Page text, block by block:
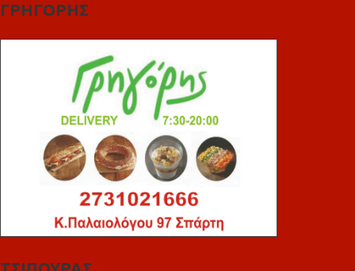
ΓΡΗΓΟΡΗΣ